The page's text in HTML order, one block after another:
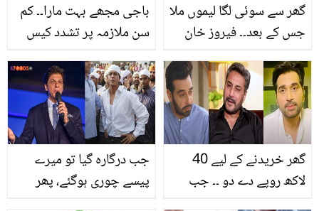
باجی مجھے بہت مارا۔۔ کم
سن ملازمہ پر تشدد کیس
نادیہ جمیل سے رضوانہ نے
کیا فرمائش کی کہ وہ
جذباتی ہوگئیں؟
گھر سے سوئی لگا لیموں ملا
جس کے بعد۔۔ فیروز خان
کروایا؟ والدہ کے انکشافات
جب درگارہ گیا تو میرے
پیسے چوری ہوگئے، پھر
گھر خریدنے کے لیے 40
لاکھ روپے دے دو ۔۔ جب